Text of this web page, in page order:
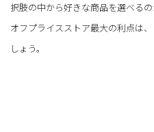
択肢の中から好きな商品を選べるの
オフプライスストア最大の利点は
しょう。